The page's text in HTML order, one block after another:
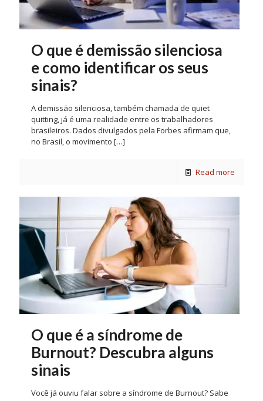
O que é demissão silenciosa
e como identificar os seus
sinais?
A demissão silenciosa, também chamada de quiet
quitting, já é uma realidade entre os trabalhadores
brasileiros. Dados divulgados pela Forbes afirmam que,
no Brasil, o movimento […]
Read more
O que é a síndrome de
Burnout? Descubra alguns
sinais
Você já ouviu falar sobre a síndrome de Burnout? Sabe